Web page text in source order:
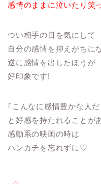
感情のままに泣いたり笑
つい相手の目を気にして
自分の感情を抑えがちに
逆に感情を出したほうが
好印象です!
｢こんなに感情豊かな人
と好感を持たれることが
感動系の映画の時は
ハンカチを忘れずに♡